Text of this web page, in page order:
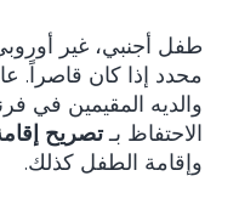
طفل أجنبي، غير
محدد إذا كان قاصراً.
والديه المقيمين في
الاحتفاظ بـتصريح
وإقامة الطفل كذلك.